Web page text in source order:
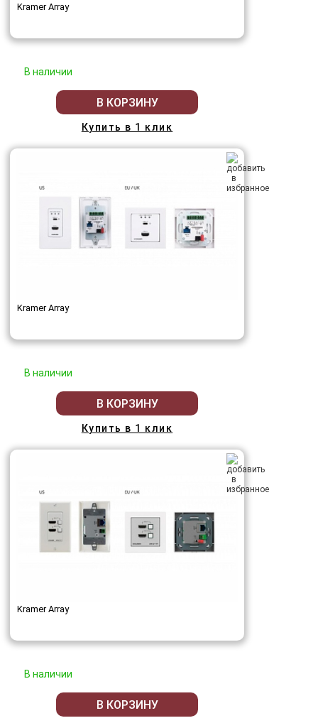
Kramer Array
В наличии
В КОРЗИНУ
Купить в 1 клик
Kramer Array
В наличии
В КОРЗИНУ
Купить в 1 клик
Kramer Array
В наличии
В КОРЗИНУ